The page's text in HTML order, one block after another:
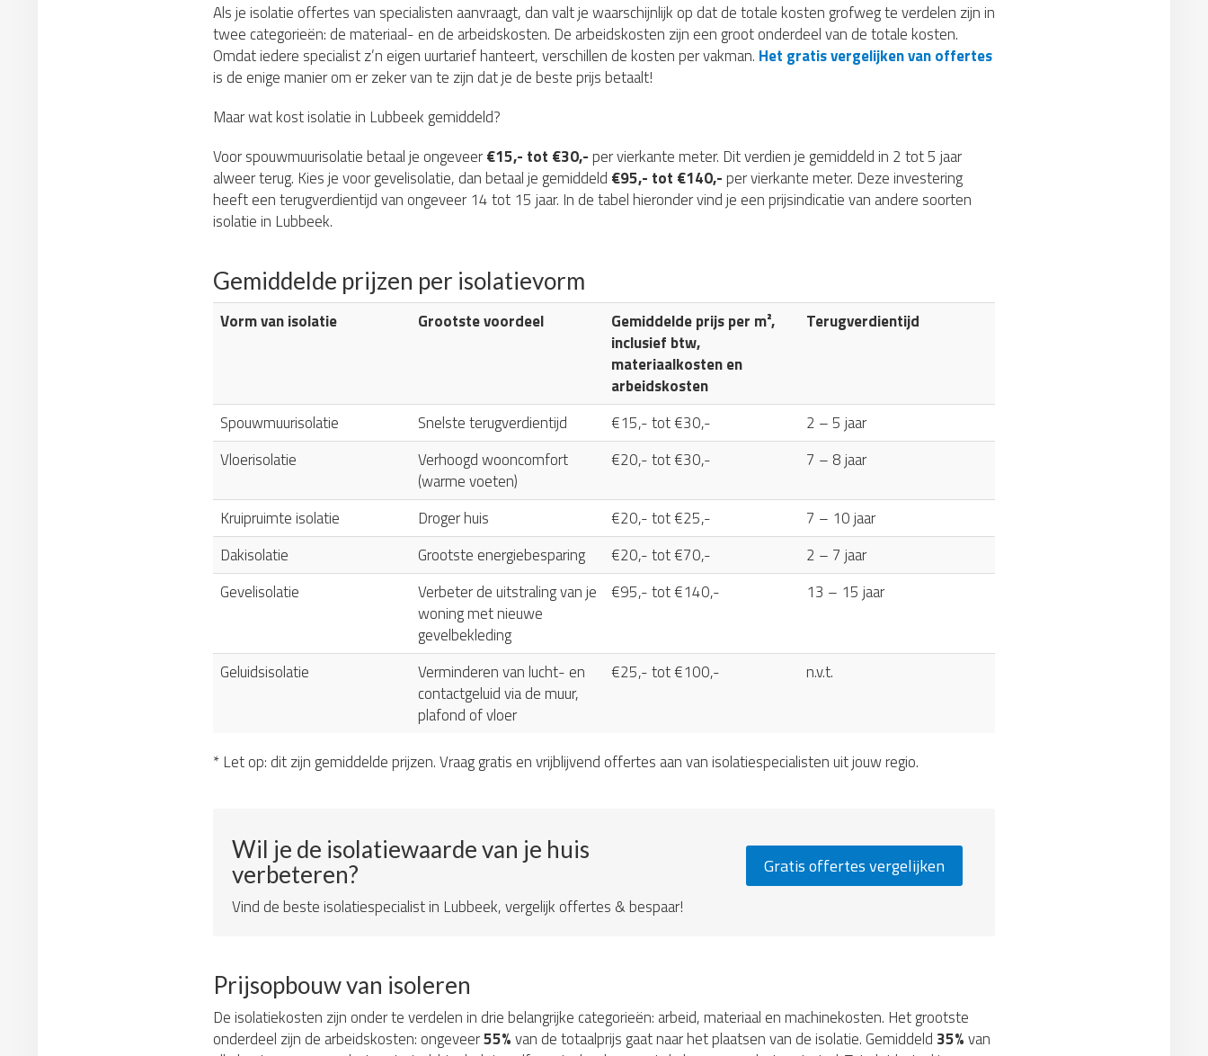
Als je isolatie offertes van specialisten aanvraagt, dan valt je waarschijnlijk op dat de totale kosten grofweg te verdelen zijn in
twee categorieën: de materiaal- en de arbeidskosten. De arbeidskosten zijn een groot onderdeel van de totale kosten.
Omdat iedere specialist z’n eigen uurtarief hanteert, verschillen de kosten per vakman. Het gratis vergelijken van offertes
is de enige manier om er zeker van te zijn dat je de beste prijs betaalt!
Maar wat kost isolatie in Lubbeek gemiddeld?
Voor spouwmuurisolatie betaal je ongeveer€15,- tot €30,- per vierkante meter. Dit verdien je gemiddeld in 2 tot 5 jaar
alweer terug. Kies je voor gevelisolatie, dan betaal je gemiddeld €95,- tot €140,- per vierkante meter. Deze investering
heeft een terugverdientijd van ongeveer 14 tot 15 jaar. In de tabel hieronder vind je een prijsindicatie van andere soorten
isolatie in Lubbeek.
Gemiddelde prijzen per isolatievorm
Vorm van isolatie Grootste voordeel
Gemiddelde prijs per m²,
inclusief btw,
materiaalkosten en
arbeidskosten
Terugverdientijd
Spouwmuurisolatie Snelste terugverdientijd €15,- tot €30,-
2 – 5 jaar
Vloerisolatie
Verhoogd wooncomfort
(warme voeten)
€20,- tot €30,- 7 – 8 jaar
Kruipruimte isolatie Droger huis €20,- tot €25,-
7 – 10 jaar
Dakisolatie
Grootste energiebesparing €20,- tot €70,-
2 – 7 jaar
Gevelisolatie
Verbeter de uitstraling van je
woning met nieuwe
gevelbekleding
€95,- tot €140,- 13 – 15 jaar
Geluidsisolatie
Verminderen van lucht- en
contactgeluid via de muur,
plafond of vloer
€25,- tot €100,- n.v.t.
* Let op: dit zijn gemiddelde prijzen. Vraag gratis en vrijblijvend offertes aan van isolatiespecialisten uit jouw regio.
Wil je de isolatiewaarde van je huis
verbeteren?
Vind de beste isolatiespecialist in Lubbeek, vergelijk offertes & bespaar!
Gratis offertes vergelijken
Prijsopbouw van isoleren
De isolatiekosten zijn onder te verdelen in drie belangrijke categorieën: arbeid, materiaal en machinekosten. Het grootste
onderdeel zijn de arbeidskosten: ongeveer55%van de totaalprijs gaat naar het plaatsen van de isolatie. Gemiddeld 35%van